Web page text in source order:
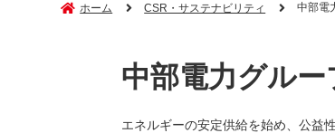
プレスリリース （新しいウィンドウを開き
お知らせ （新し
ホーム CSR・サステナビリティ 中部電
中部電力グル
エネルギーの安定供給を始め、公益